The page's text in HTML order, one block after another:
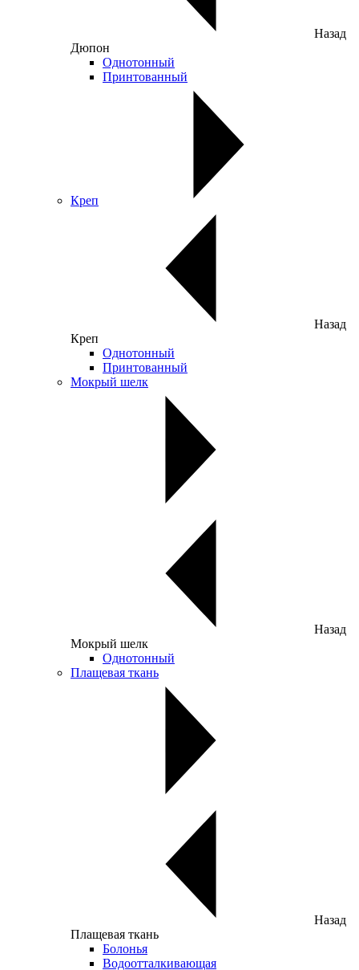
Назад
Дюпон
Однотонный
Принтованный
Креп
Назад
Креп
Однотонный
Принтованный
Мокрый шелк
Назад
Мокрый шелк
Однотонный
Плащевая ткань
Назад
Плащевая ткань
Болонья
Водоотталкивающая